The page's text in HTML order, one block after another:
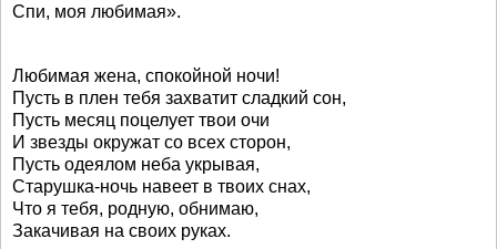
Спи, моя любимая».
Любимая жена, спокойной ночи!
Пусть в плен тебя захватит сладкий сон,
Пусть месяц поцелует твои очи
И звезды окружат со всех сторон,
Пусть одеялом неба укрывая,
Старушка-ночь навеет в твоих снах,
Что я тебя, родную, обнимаю,
Закачивая на своих руках.